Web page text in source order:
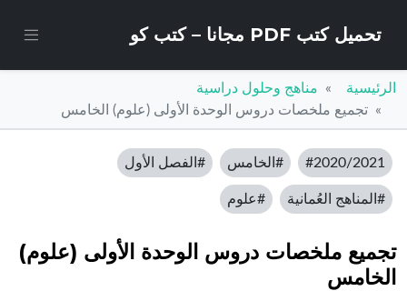
تحميل كتب PDF مجانا – كتب كو
الرئيسية
مناهج وحلول دراسية
تجميع ملخصات دروس الوحدة الأولى (علوم) الخامس
#2020/2021 #الخامس #الفصل الأول
#المناهج العُمانية #علوم
تجميع ملخصات دروس الوحدة الأولى (علوم)
الخامس